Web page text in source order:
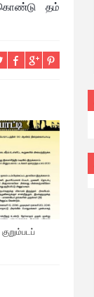
தம்